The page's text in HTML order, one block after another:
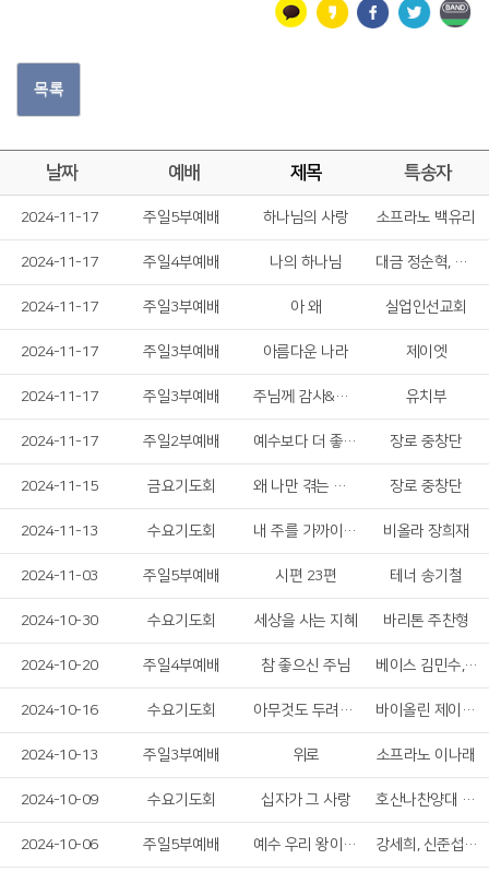
목록
날짜 예배 제목 특송자
2024-11-17 주일5부예배 하나님의 사랑 소프라노 백유리
2024-11-17 주일4부예배 나의 하나님 대금 정순혁, 박성빈
2024-11-17 주일3부예배 아 왜 실업인선교회
2024-11-17 주일3부예배 아름다운 나라 제이엣
2024-11-17 주일3부예배 주님께 감사&무화과 나무잎이' 유치부
2024-11-17 주일2부예배 예수보다 더 좋은 친구 없네 장로 중창단
2024-11-15 금요기도회 왜 나만 겪는 고난이냐고 장로 중창단
2024-11-13 수요기도회 내 주를 가까이하게 함은 비올라 장희재
2024-11-03 주일5부예배 시편 23편 테너 송기철
2024-10-30 수요기도회 세상을 사는 지혜 바리톤 주찬형
2024-10-20 주일4부예배 참 좋으신 주님 베이스 김민수, 소프라노 한성은
2024-10-16 수요기도회 아무것도 두려워 말라 바이올린 제이든 킴
2024-10-13 주일3부예배 위로 소프라노 이나래
2024-10-09 수요기도회 십자가 그 사랑 호산나찬양대 여성 솔리스트
2024-10-06 주일5부예배 예수 우리 왕이여, 주의 이름 높이며 강세희, 신준섭, 김현정